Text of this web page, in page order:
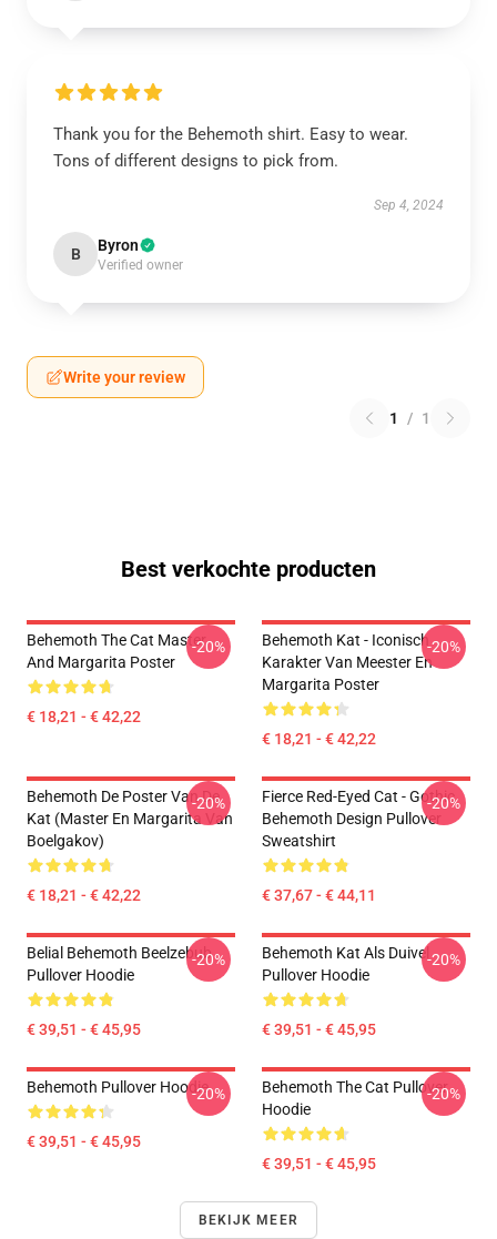
Thank you for the Behemoth shirt. Easy to wear.
Tons of different designs to pick from.
Sep 4, 2024
B Byron
Verified owner
Write your review
1 / 1
Best verkochte producten
Behemoth The Cat Master
And Margarita Poster
€ 18,21 - € 42,22
-20%
Behemoth Kat - Iconisch
Karakter Van Meester En
Margarita Poster
€ 18,21 - € 42,22
-20%
Behemoth De Poster Van De
Kat (Master En Margarita Van
Boelgakov)
€ 18,21 - € 42,22
-20%
Fierce Red-Eyed Cat - Gothic
Behemoth Design Pullover
Sweatshirt
€ 37,67 - € 44,11
-20%
Belial Behemoth Beelzebub
Pullover Hoodie
€ 39,51 - € 45,95
-20%
Behemoth Kat Als Duivel
Pullover Hoodie
€ 39,51 - € 45,95
-20%
Behemoth Pullover Hoodie
€ 39,51 - € 45,95
-20%
Behemoth The Cat Pullover
Hoodie
€ 39,51 - € 45,95
-20%
BEKIJK MEER